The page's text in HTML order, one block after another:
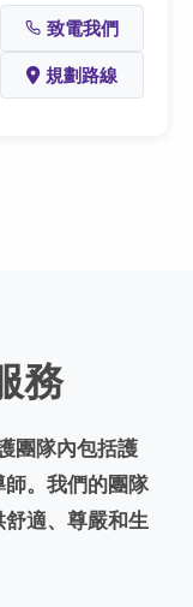
致電我們
規劃路線
務
團隊內包括護
。我們的團隊
適、尊嚴和生